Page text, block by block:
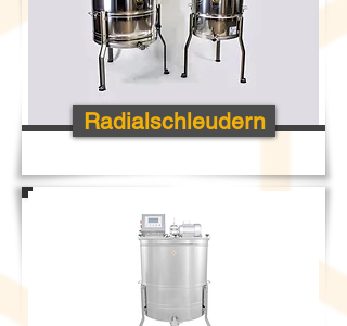
Radialschleudern